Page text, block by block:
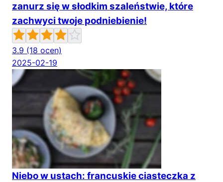
zanurz się w słodkim szaleństwie, które
zachwyci twoje podniebienie!
3.9 (18 ocen)
2025-02-19
Niebo w ustach: francuskie ciasteczka z